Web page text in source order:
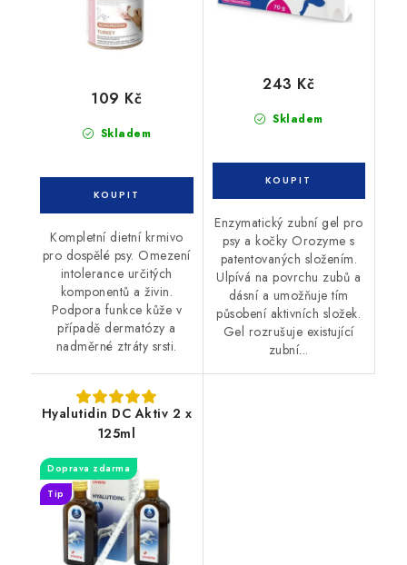
Skladem
109 Kč
Kompletní dietní krmivo
pro dospělé psy. Omezení
intolerance určitých
komponentů a živin.
Podpora funkce kůže v
případě dermatózy a
nadměrné ztráty srsti.
Skladem
243 Kč
Enzymatický zubní gel pro
psy a kočky Orozyme s
patentovaných složením.
Ulpívá na povrchu zubů a
dásní a umožňuje tím
působení aktivních složek.
Gel rozrušuje existující
zubní...
Hyalutidin DC Aktiv 2 x
125ml
Doprava zdarma
Tip